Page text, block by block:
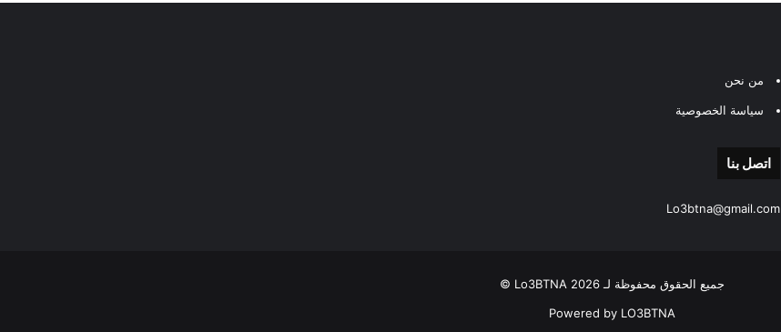
من نحن
سياسة الخصوصية
اتصل بنا
Lo3btna@gmail.com
جميع الحقوق محفوظة لـ Lo3BTNA 2026 ©
Powered by LO3BTNA